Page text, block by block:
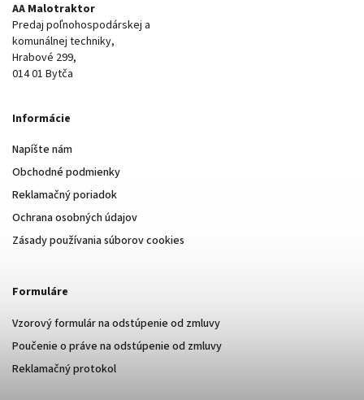
AA Malotraktor
Predaj poľnohospodárskej a
komunálnej techniky,
Hrabové 299,
014 01 Bytča
Informácie
Napíšte nám
Obchodné podmienky
Reklamačný poriadok
Ochrana osobných údajov
Zásady používania súborov cookies
Formuláre
Vzorový formulár na odstúpenie od zmluvy
Poučenie o práve na odstúpenie od zmluvy
Reklamačný protokol